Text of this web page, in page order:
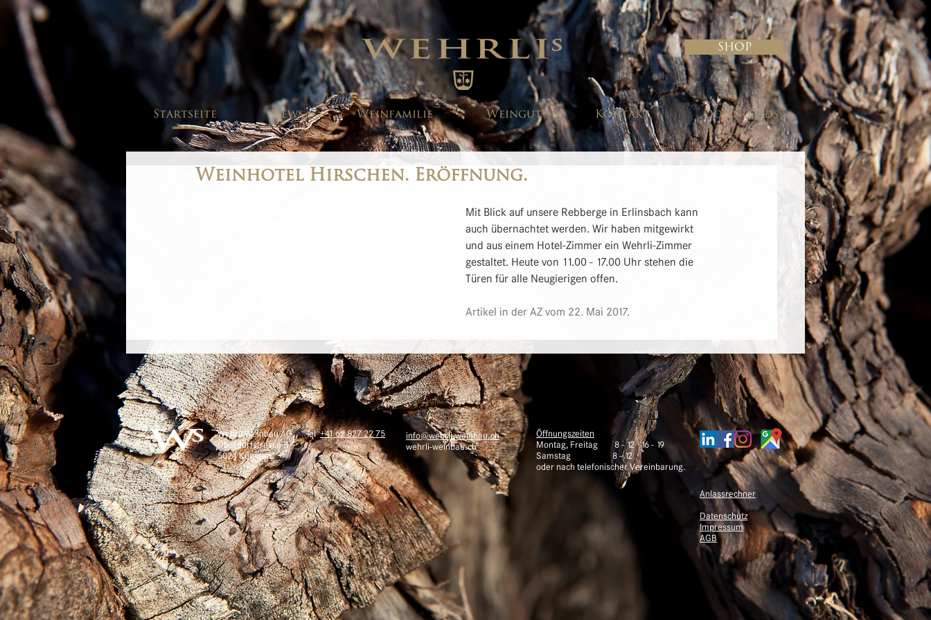
Shop
Startseite News Weinfamilie Weingut Kontakt Downloads
Weinhotel Hirschen. Eröffnung.
Mit Blick auf unsere Rebberge in Erlinsbach kann
auch übernachtet werden. Wir haben mitgewirkt
und aus einem Hotel-Zimmer ein Wehrli-Zimmer
gestaltet. Heute von 11.00 - 17.00 Uhr stehen die
Türen für alle Neugierigen offen.
Artikel in der AZ vom 22. Mai 2017.
Wehrli Weinbau AG
Oberdorfstrasse 8
5024 Küttigen
Tel+41 62 827 22 75
info@wehrli-weinbau.ch
wehrli-weinbau.ch
Öffnungszeiten
Montag, Freitag 8 - 12 16 - 19
Samstag 8 - 12
oder nach telefonischer Vereinbarung.
Anlassrechner
Datenschutz
Impressum
AGB